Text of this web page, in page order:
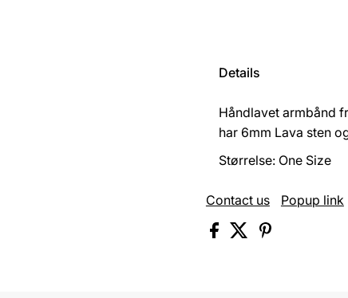
Details
Håndlavet armbånd
har 6mm Lava sten
Størrelse: One Size
Contact us Popup link